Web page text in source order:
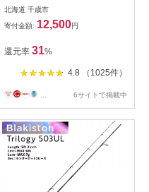
北海道 千歳市
寄付金額: 12,500円
還元率 31%
4.8 （1025件）
6サイトで掲載中